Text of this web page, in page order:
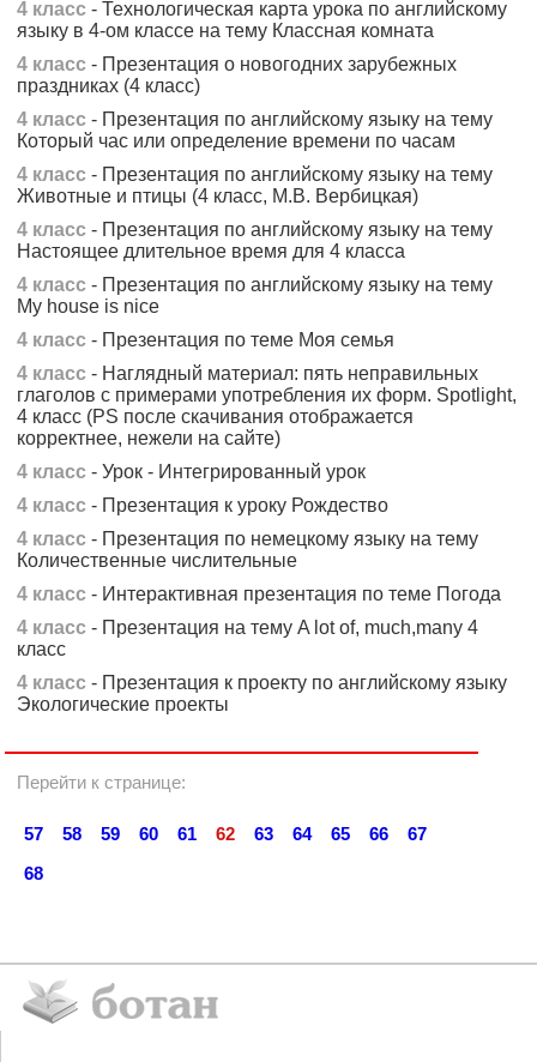
4 класс - Технологическая карта урока по английскому
языку в 4-ом классе на тему Классная комната
4 класс - Презентация о новогодних зарубежных
праздниках (4 класс)
4 класс - Презентация по английскому языку на тему
Который час или определение времени по часам
4 класс - Презентация по английскому языку на тему
Животные и птицы (4 класс, М.В. Вербицкая)
4 класс - Презентация по английскому языку на тему
Настоящее длительное время для 4 класса
4 класс - Презентация по английскому языку на тему
My house is nice
4 класс - Презентация по теме Моя семья
4 класс - Наглядный материал: пять неправильных
глаголов с примерами употребления их форм. Spotlight,
4 класс (PS после скачивания отображается
корректнее, нежели на сайте)
4 класс - Урок - Интегрированный урок
4 класс - Презентация к уроку Рождество
4 класс - Презентация по немецкому языку на тему
Количественные числительные
4 класс - Интерактивная презентация по теме Погода
4 класс - Презентация на тему A lot of, much,many 4
класс
4 класс - Презентация к проекту по английскому языку
Экологические проекты
Перейти к странице:
57 58 59 60 61 62 63 64 65 66
67
68